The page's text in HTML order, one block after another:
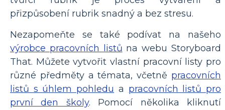
přizpůsobení rubrik snadný a bez stresu.
Nezapomeňte se také podívat na našeho
výrobce pracovních listů na webu Storyboard
That. Můžete vytvořit vlastní pracovní listy pro
různé předměty a témata, včetně pracovních
listů s úhlem pohledu a pracovních listů pro
první den školy. Pomocí několika kliknutí